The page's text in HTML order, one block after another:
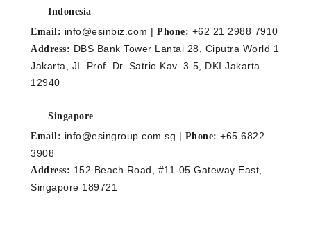
Indonesia
Email: info@esinbiz.com | Phone: +62 21 2988 7910
Address: DBS Bank Tower Lantai 28, Ciputra World 1
Jakarta, JI. Prof. Dr. Satrio Kav. 3-5, DKI Jakarta
12940
Singapore
Email: info@esingroup.com.sg | Phone: +65 6822
3908
Address: 152 Beach Road, #11-05 Gateway East,
Singapore 189721